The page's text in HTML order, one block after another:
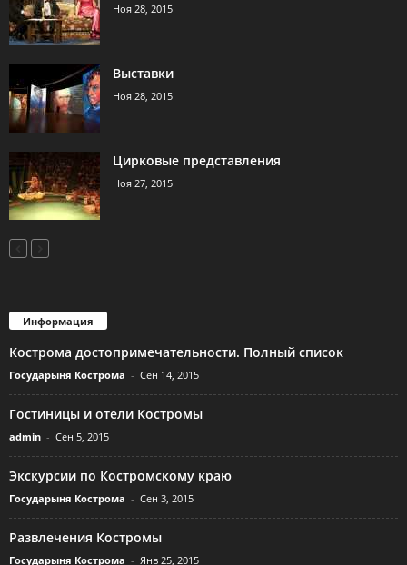
Ноя 28, 2015
Выставки
Ноя 28, 2015
Цирковые представления
Ноя 27, 2015
Информация
Кострома достопримечательности. Полный список
Государыня Кострома - Сен 14, 2015
Гостиницы и отели Костромы
admin - Сен 5, 2015
Экскурсии по Костромскому краю
Государыня Кострома - Сен 3, 2015
Развлечения Костромы
Государыня Кострома - Янв 25, 2015